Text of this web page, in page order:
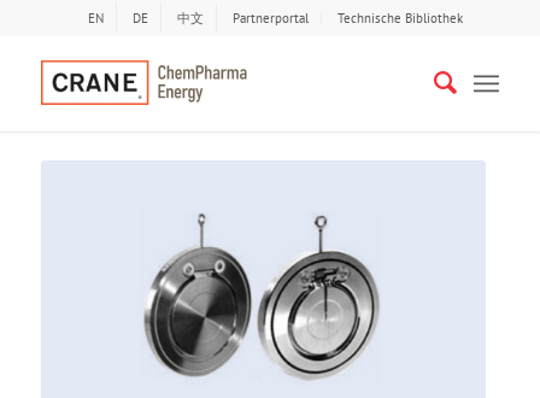
EN DE 中文 Partnerportal Technische Bibliothek